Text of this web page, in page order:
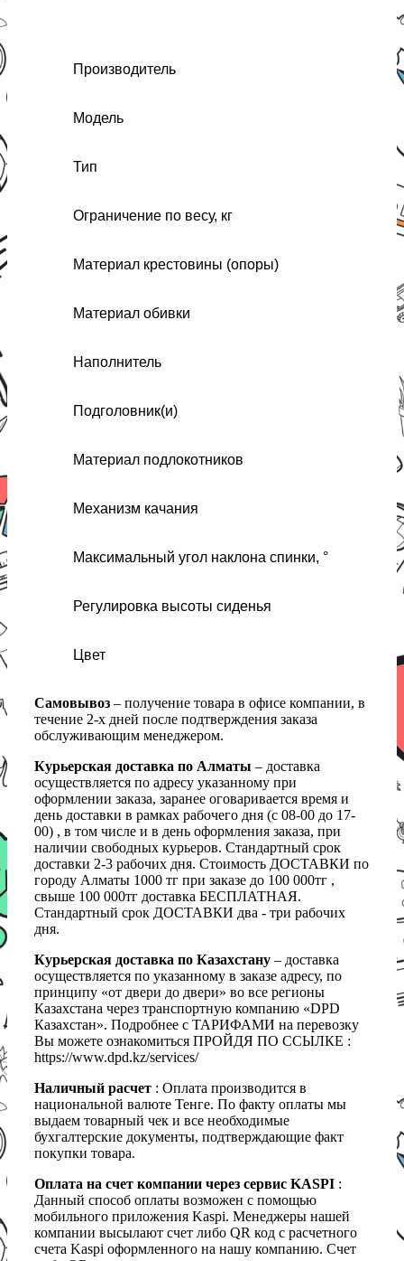
Производитель
Модель
Тип
Ограничение по весу, кг
Материал крестовины (опоры)
Материал обивки
Наполнитель
Подголовник(и)
Материал подлокотников
Механизм качания
Максимальный угол наклона спинки, °
Регулировка высоты сиденья
Цвет
Самовывоз – получение товара в офисе компании, в
течение 2-х дней после подтверждения заказа
обслуживающим менеджером.
Курьерская доставка по Алматы – доставка
осуществляется по адресу указанному при
оформлении заказа, заранее оговаривается время и
день доставки в рамках рабочего дня (с 08-00 до 17-
00) , в том числе и в день оформления заказа, при
наличии свободных курьеров. Стандартный срок
доставки 2-3 рабочих дня. Стоимость ДОСТАВКИ по
городу Алматы 1000 тг при заказе до 100 000тг ,
свыше 100 000тг доставка БЕСПЛАТНАЯ.
Стандартный срок ДОСТАВКИ два - три рабочих
дня.
Курьерская доставка по Казахстану – доставка
осуществляется по указанному в заказе адресу, по
принципу «от двери до двери» во все регионы
Казахстана через транспортную компанию «DPD
Казахстан». Подробнее с ТАРИФАМИ на перевозку
Вы можете ознакомиться ПРОЙДЯ ПО ССЫЛКЕ :
https://www.dpd.kz/services/
Наличный расчет : Оплата производится в
национальной валюте Тенге. По факту оплаты мы
выдаем товарный чек и все необходимые
бухгалтерские документы, подтверждающие факт
покупки товара.
Оплата на счет компании через сервис KASPI :
Данный способ оплаты возможен с помощью
мобильного приложения Kaspi. Менеджеры нашей
компании высылают счет либо QR код с расчетного
счета Kaspi оформленного на нашу компанию. Счет